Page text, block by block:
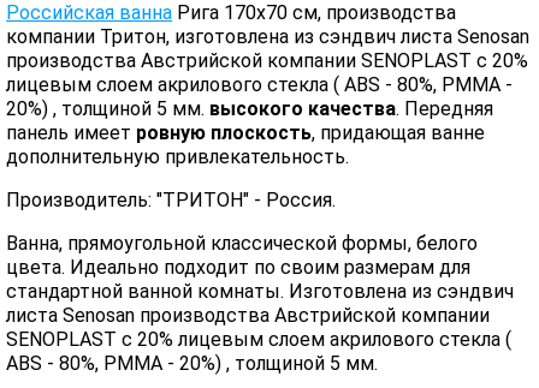
Российская ванна Рига 170х70 см, производства
компании Тритон, изготовлена из сэндвич листа Senosan
производства Австрийской компании SENOPLAST c 20%
лицевым слоем акрилового стекла ( ABS - 80%, PMMA -
20%) , толщиной 5 мм. высокого качества. Передняя
панель имеет ровную плоскость, придающая ванне
дополнительную привлекательность.
Производитель: "ТРИТОН" - Россия.
Ванна, прямоугольной классической формы, белого
цвета. Идеально подходит по своим размерам для
стандартной ванной комнаты. Изготовлена из сэндвич
листа Senosan производства Австрийской компании
SENOPLAST c 20% лицевым слоем акрилового стекла (
ABS - 80%, PMMA - 20%) , толщиной 5 мм.